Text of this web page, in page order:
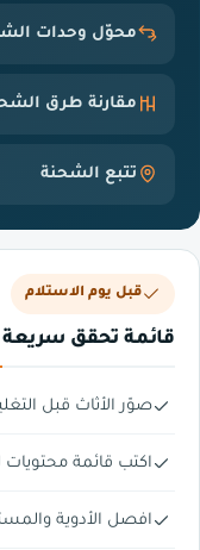
محوّل وحدات
مقارنة طرق
تتبع الشحنة
قبل يوم الاستلام
قائمة تحقق سريعة
صوّر الأثاث قبل
اكتب قائمة
افصل الأدوية